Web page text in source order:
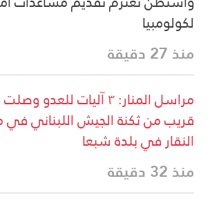
لكولومبيا
منذ 27 دقيقة
مراسل المنار: ٣ آليات
قريب من ثكنة الجيش اللبناني في
النقار في بلدة شبعا
منذ 32 دقيقة